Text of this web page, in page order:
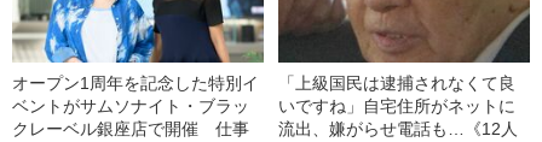
オープン1周年を記念した特別イ
ベントがサムソナイト・ブラッ
クレーベル銀座店で開催 仕事
「上級国民は逮捕されなくて良
いですね」自宅住所がネットに
流出、嫌がらせ電話も…《12人